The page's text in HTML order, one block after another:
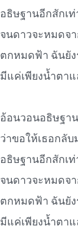
อธิษฐานอีกสักเท่
จนดาวจะหมดจ
ตกหมดฟ้า ฉันยัง
มีแค่เพียงน้ำตา
อ้อนวอนอธิษฐา
ว่าขอให้เธอกลับ
อธิษฐานอีกสักเท่
จนดาวจะหมดจ
ตกหมดฟ้า ฉันยัง
มีแค่เพียงน้ำตา